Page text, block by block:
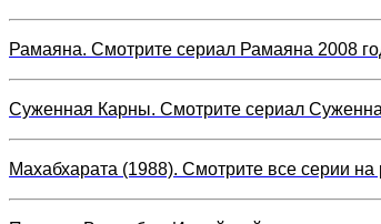
Рамаяна. Смотрите сериал Рамаяна 2008
Суженная Карны. Смотрите сериал
Махабхарата (1988). Смотрите все серии на